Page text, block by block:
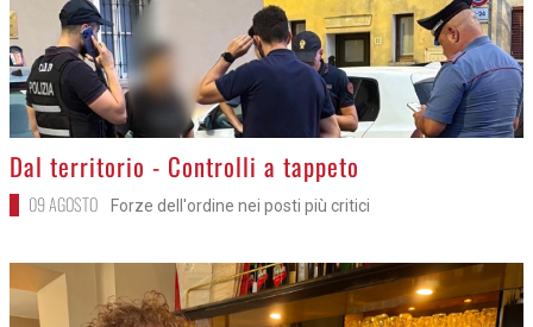
>
Dal territorio - Controlli a tappeto
09 AGOSTO Forze dell'ordine nei posti più critici